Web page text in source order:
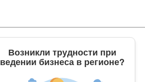
Возникли трудности при
ведении бизнеса в регионе?